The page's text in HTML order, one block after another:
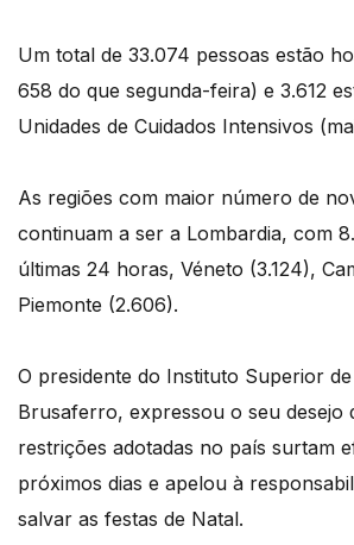
Um total de 33.074 pessoas estão
658 do que segunda-feira) e 3.612
Unidades de Cuidados Intensivos
As regiões com maior número de
continuam a ser a Lombardia, com
últimas 24 horas, Véneto (3.124),
Piemonte (2.606).
O presidente do Instituto Superior
Brusaferro, expressou o seu desejo
restrições adotadas no país surtam
próximos dias e apelou à
salvar as festas de Natal.